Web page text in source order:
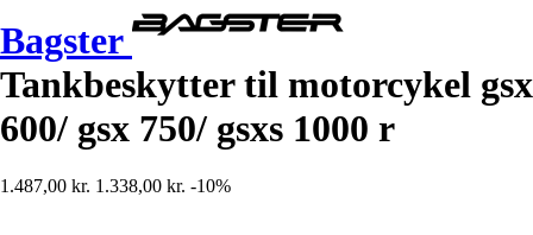
Bagster
Tankbeskytter til motorcykel gsx
600/ gsx 750/ gsxs 1000 r
1.487,00 kr. 1.338,00 kr. -10%